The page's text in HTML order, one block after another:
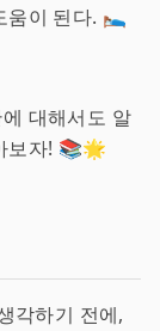
움이 된다. 🛌
대해서도 알
보자! 📚🌟
각하기 전에,